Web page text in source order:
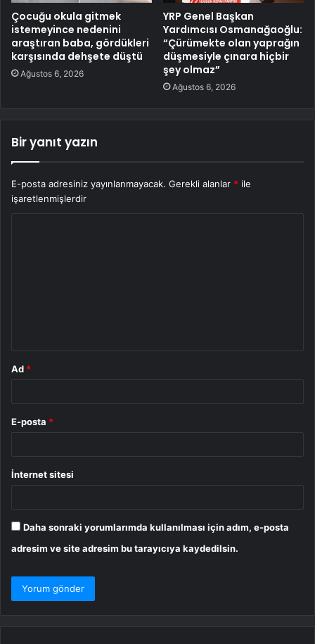
Çocuğu okula gitmek
istemeyince nedenini
araştıran baba, gördükleri
karşısında dehşete düştü
Ağustos 6, 2026
YRP Genel Başkan
Yardımcısı Osmanağaoğlu:
“Çürümekte olan yaprağın
düşmesiyle çınara hiçbir
şey olmaz”
Ağustos 6, 2026
Bir yanıt yazın
E-posta adresiniz yayınlanmayacak. Gerekli alanlar * ile
işaretlenmişlerdir
Ad *
E-posta *
İnternet sitesi
Daha sonraki yorumlarımda kullanılması için adım, e-posta
adresim ve site adresim bu tarayıcıya kaydedilsin.